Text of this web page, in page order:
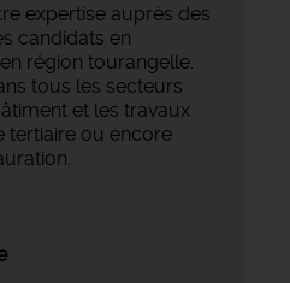
expertise auprès des
candidats en
région tourangelle.
tous les secteurs
et les travaux
tertiaire ou encore